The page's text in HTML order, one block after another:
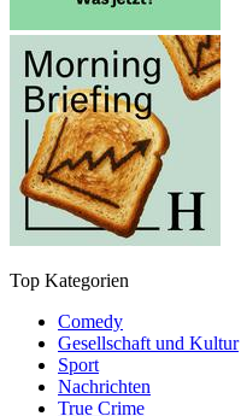
Top Kategorien
Comedy
Gesellschaft und Kultur
Sport
Nachrichten
True Crime